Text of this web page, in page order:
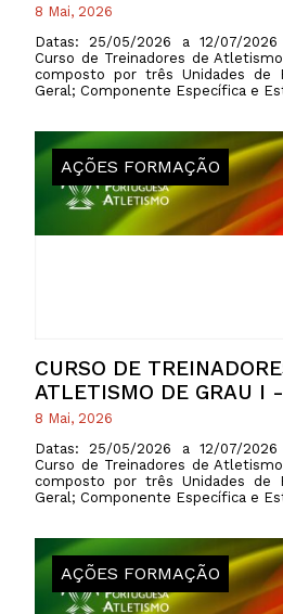
8 Mai, 2026
Datas: 25/05/2026 a 12/07/
Curso de Treinadores de
composto por três Unidades de
Geral; Componente Específica e
CURSO DE
ATLETISMO DE GRAU I
AÇÕES FORMAÇÃO
8 Mai, 2026
Datas: 25/05/2026 a 12/07/
Curso de Treinadores de
composto por três Unidades de
Geral; Componente Específica e
AÇÕES FORMAÇÃO